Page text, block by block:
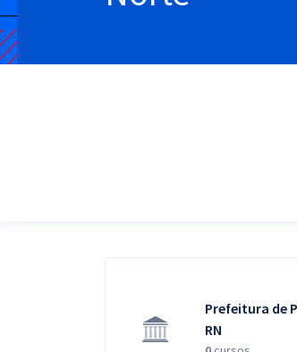
Pós
Graduação
Prefeitura de
RN